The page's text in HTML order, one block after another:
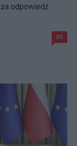
odpowiedź
88